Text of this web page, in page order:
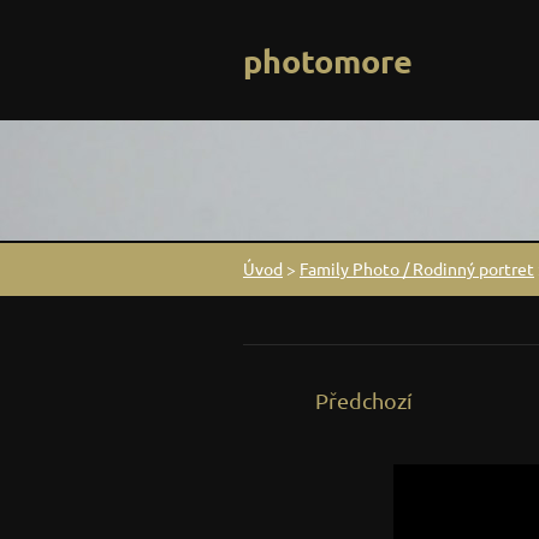
photomore
Úvod > Family Photo / Rodinný portret
Předchozí